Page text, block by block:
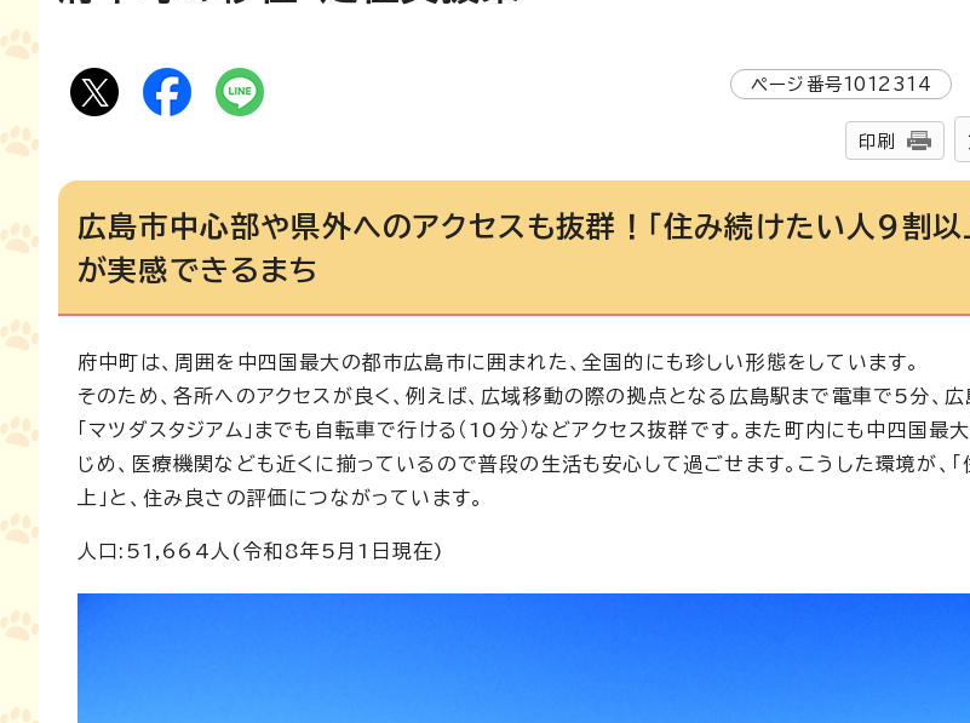
ページ番号1012314
印刷
広島市中心部や県外へのアクセスも抜群！「住み続けたい人9割以
が実感できるまち
府中町は、周囲を中四国最大の都市広島市に囲まれた、全国的にも珍しい形態をしています。
そのため、各所へのアクセスが良く、例えば、広域移動の際の拠点となる広島駅まで電車で5分、
「マツダスタジアム」までも自転車で行ける（10分）などアクセス抜群です。また町内にも中四国
じめ、医療機関なども近くに揃っているので普段の生活も安心して過ごせます。こうした環境が、
上」と、住み良さの評価につながっています。
人口:51,664人(令和8年5月1日現在)